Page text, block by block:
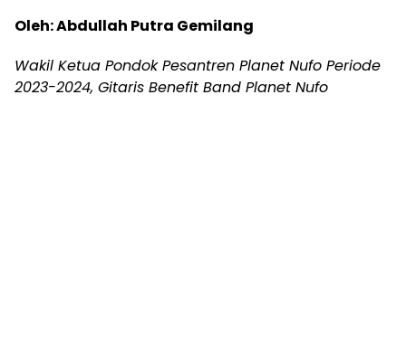
Oleh: Abdullah Putra Gemilang
Wakil Ketua Pondok Pesantren Planet Nufo Periode
2023-2024, Gitaris Benefit Band Planet Nufo